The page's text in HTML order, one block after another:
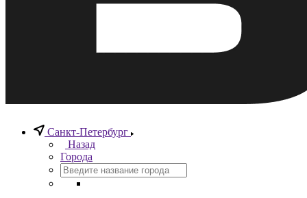
Санкт-Петербург
Назад
Города